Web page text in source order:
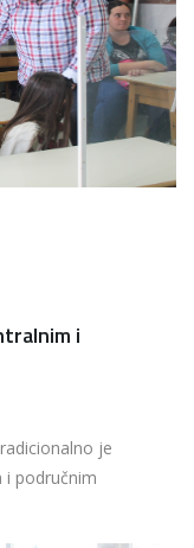
i
je
i područnim